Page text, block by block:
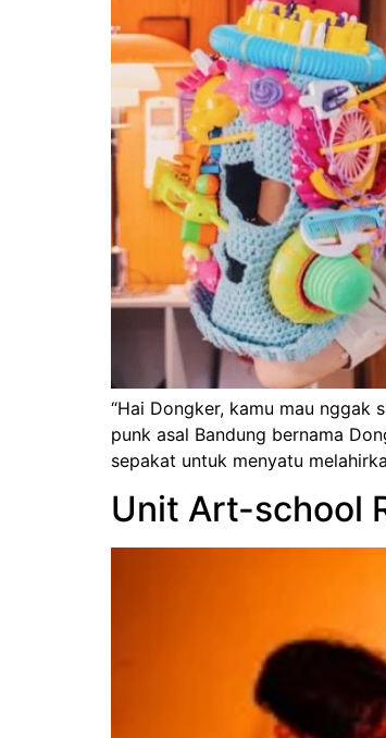
“Hai Dongker, kamu mau nggak
punk asal Bandung bernama
sepakat untuk menyatu
Unit Art-school